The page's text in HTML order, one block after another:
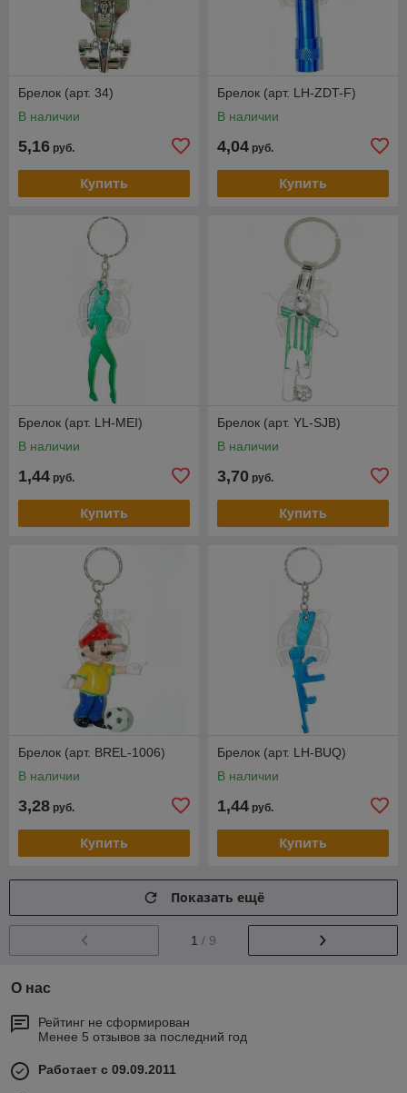
Брелок (арт. 34)
В наличии
5,16 руб.
Купить
Брелок (арт. LH-ZDT-F)
В наличии
4,04 руб.
Купить
Брелок (арт. LH-MEI)
В наличии
1,44 руб.
Купить
Брелок (арт. YL-SJB)
В наличии
3,70 руб.
Купить
Брелок (арт. BREL-1006)
В наличии
3,28 руб.
Купить
Брелок (арт. LH-BUQ)
В наличии
1,44 руб.
Купить
Показать ещё
1 / 9
О нас
Рейтинг не сформирован
Менее 5 отзывов за последний год
Работает с 09.09.2011